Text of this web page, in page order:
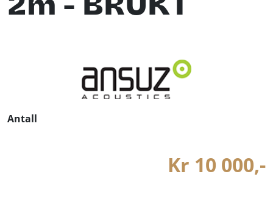
Antall
Kr 10 000,-